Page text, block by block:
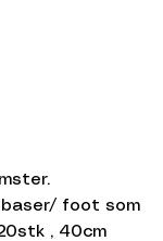
foot som
, 40cm